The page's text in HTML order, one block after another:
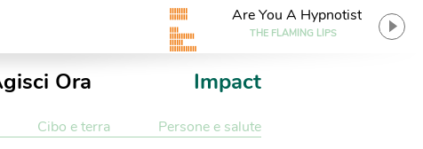
Are You A Hypnotist
THE FLAMING LIPS
Ora Impact
Cibo e terra Persone e salute